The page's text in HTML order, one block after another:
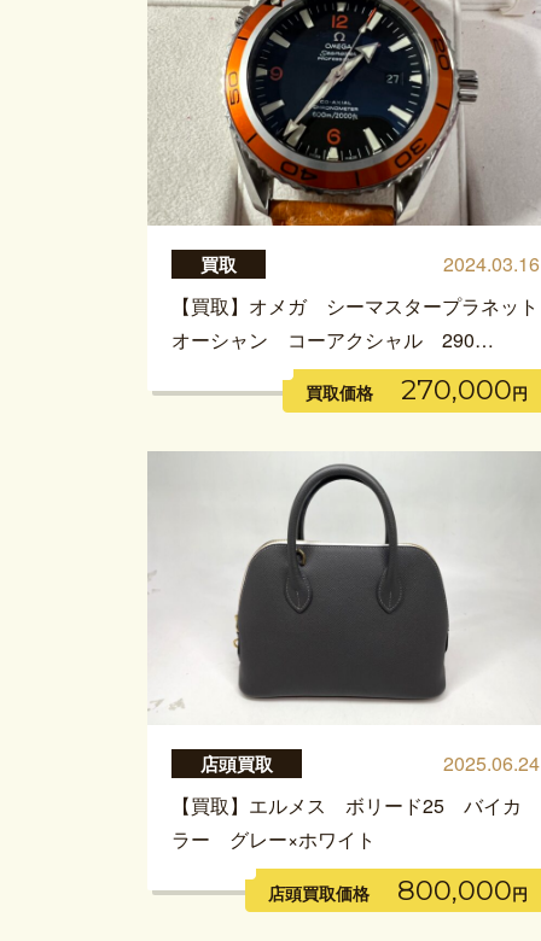
買取
2024.03.16
【買取】オメガ シーマスタープラネット
オーシャン コーアクシャル 290…
買取価格 270,000円
店頭買取
2025.06.24
【買取】エルメス ボリード25 バイカ
ラー グレー×ホワイト
店頭買取価格 800,000円